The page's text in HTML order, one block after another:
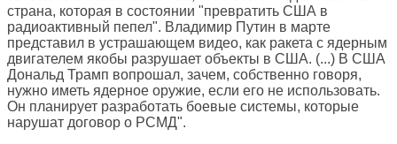
страна, которая в состоянии "превратить США в
радиоактивный пепел". Владимир Путин в марте
представил в устрашающем видео, как ракета с ядерным
двигателем якобы разрушает объекты в США. (...) В США
Дональд Трамп вопрошал, зачем, собственно говоря,
нужно иметь ядерное оружие, если его не использовать.
Он планирует разработать боевые системы, которые
нарушат договор о РСМД".